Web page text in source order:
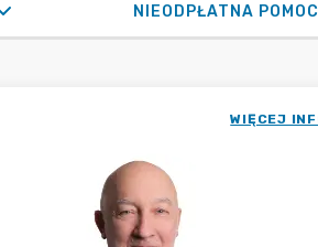
NIEODPŁATNA
WIĘCEJ